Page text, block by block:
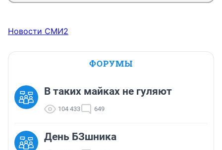
Новости СМИ2
ФОРУМЫ
В таких майках не гуляют
104 433 649
День БЗшника